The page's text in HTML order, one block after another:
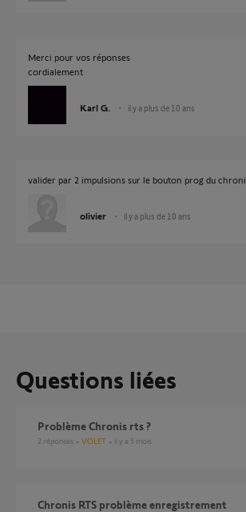
Merci pour vos réponses
cordialement
Karl G. il y a plus de 10 ans
valider par 2 impulsions sur le bouton prog du
olivier il y a plus de 10 ans
Questions liées
Problème Chronis rts ?
2 réponses VOLET il y a 5 mois
Chronis RTS problème enregistrement